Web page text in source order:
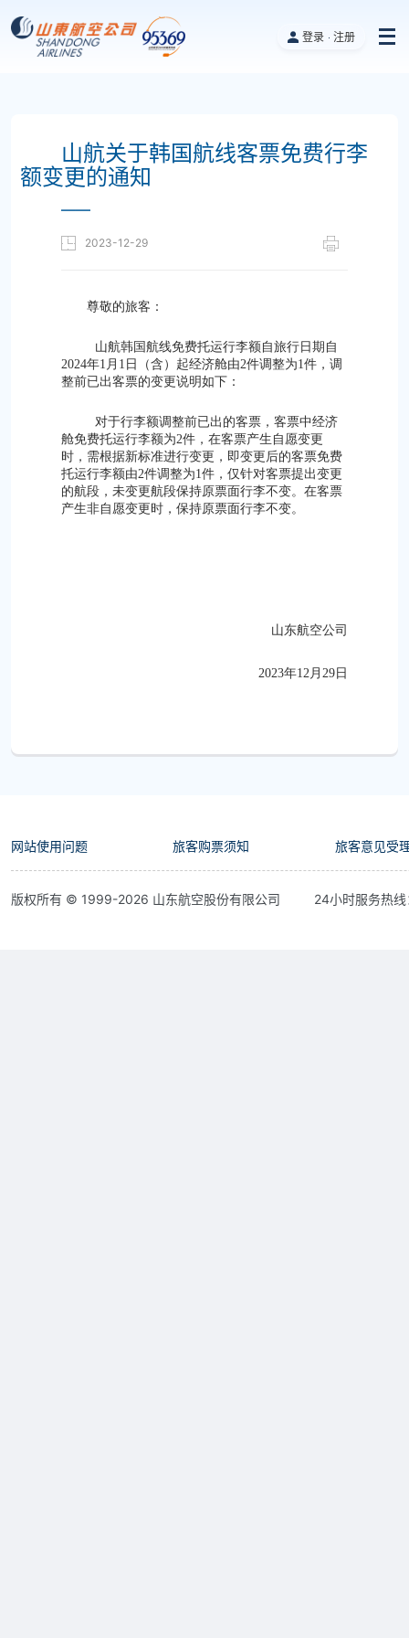
登录 注册
山航关于韩国航线客票免费行李
额变更的通知
——
2023-12-29
尊敬的旅客：
山航韩国航线免费托运行李额自旅行日期自
2024年1月1日（含）起经济舱由2件调整为1件，调
整前已出客票的变更说明如下：
对于行李额调整前已出的客票，客票中经济
舱免费托运行李额为2件，在客票产生自愿变更
时，需根据新标准进行变更，即变更后的客票免费
托运行李额由2件调整为1件，仅针对客票提出变更
的航段，未变更航段保持原票面行李不变。在客票
产生非自愿变更时，保持原票面行李不变。
山东航空公司
2023年12月29日
网站使用问题 旅客购票须知 旅客意见受
版权所有 © 1999-2026 山东航空股份有限公司 24小时服务热线